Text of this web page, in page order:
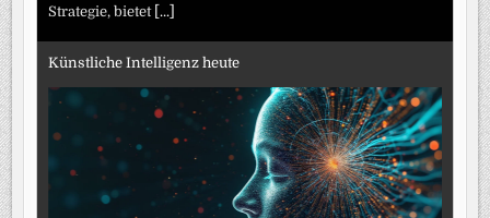
Strategie, bietet [...]
Künstliche Intelligenz heute